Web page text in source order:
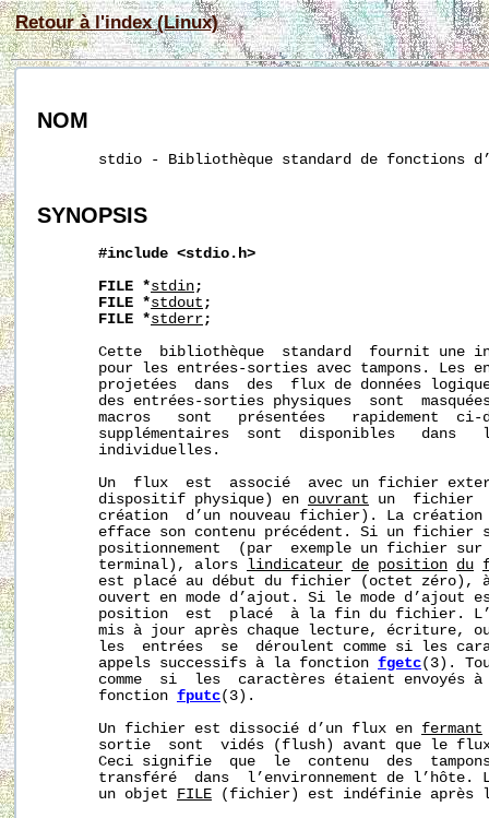
Retour à l'index (Linux)
NOM
stdio - Bibliothèque standard de fonctions
SYNOPSIS
#include <stdio.h>
FILE *stdin;
FILE *stdout ;
FILE *stderr;
Cette  bibliothèque  standard  fournit une
pour les entrées-sorties avec tampons. Les
projetées  dans  des  flux de données
des entrées-sorties physiques  sont
macros   sont   présentées   rapidement
supplémentaires  sont  disponibles   dans
       individuelles.
Un  flux  est  associé  avec un fichier
       dispositif physique) en
ouvrant un  fichier
création  d’un nouveau fichier). La
efface son contenu précédent. Si un fichier
positionnement  (par  exemple un fichier
       terminal), alors
lindicateur de position du
est placé au début du fichier (octet zéro),
ouvert en mode d’ajout. Si le mode d’ajout
position  est  placé  à la fin du fichier.
mis à jour après chaque lecture, écriture,
les  entrées  se  déroulent comme si les
       appels successifs à la fonction
fgetc(3).
comme  si  les  caractères étaient envoyés
       fonction
fputc(3).
       Un fichier est dissocié d’un flux en
fermant
sortie  sont  vidés (flush) avant que le
Ceci signifie  que  le  contenu  des
transféré  dans  l’environnement de l’hôte.
       un objet
FILE (fichier) est indéfinie après